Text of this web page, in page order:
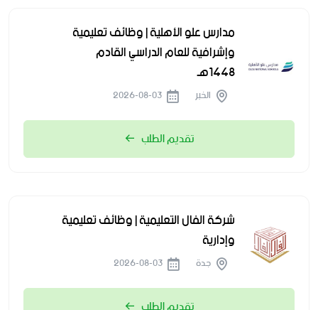
مدارس علو الأهلية | وظائف تعليمية
وإشرافية للعام الدراسي القادم
1448هـ
الخبر
تقديم الطلب
شركة الفال التعليمية | وظائف تعليمية
وإدارية
جدة